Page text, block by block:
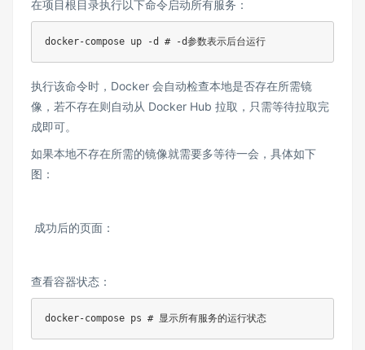
在项目根目录执行以下命令启动所有服务：​
docker-compose up -d # -d参数表示后台运行​
执行该命令时，Docker 会自动检查本地是否存在所需镜
像，若不存在则自动从 Docker Hub 拉取，只需等待拉取完
成即可。​
如果本地不存在所需的镜像就需要多等待一会，具体如下
图：
成功后的页面：
查看容器状态：​
docker-compose ps # 显示所有服务的运行状态​